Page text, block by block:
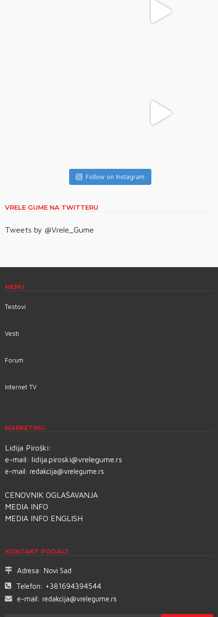
Follow on Instagram
VRELE GUME NA TWITTERU
Tweets by @Vrele_Gume
MENU
Testovi
Vesti
Forum
Internet TV
MARKETING
Lidija Piroški:
e-mail: lidija.piroski@vrelegume.rs
e-mail: redakcija@vrelegume.rs
CENOVNIK OGLAŠAVANJA
MEDIA INFO
MEDIA INFO ENGLISH
KONTAKT PODACI
Adresa: Novi Sad
Telefon: +381694394544
e-mail: redakcija@vrelegume.rs